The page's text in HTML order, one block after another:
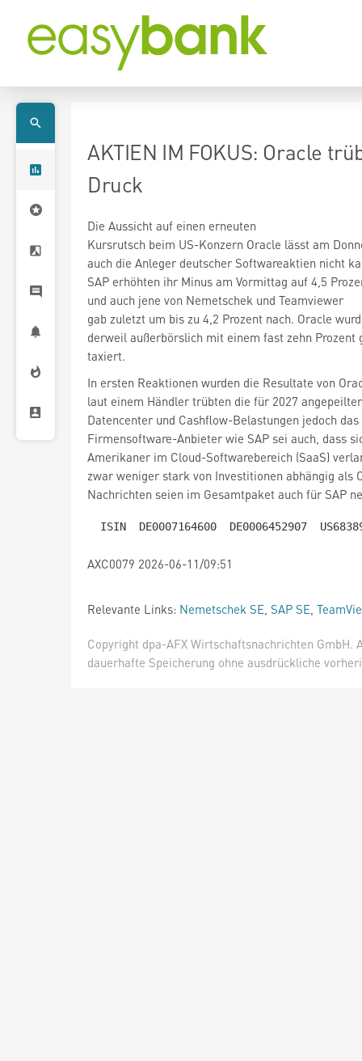
AKTIEN IM FOKUS: Oracle
Druck
Die Aussicht auf einen erneuten
Kursrutsch beim US-Konzern Oracle lässt am
auch die Anleger deutscher Softwareaktien nicht
SAP erhöhten ihr Minus am Vormittag auf 4,5
und auch jene von Nemetschek
gab zuletzt um bis zu 4,2 Prozent nach. Oracle
derweil außerbörslich mit einem fast zehn Prozent
taxiert.
In ersten Reaktionen wurden die Resultate von
laut einem Händler trübten die für 2027
Datencenter und Cashflow-Belastungen jedoch
Firmensoftware-Anbieter wie SAP sei auch, dass
Amerikaner im Cloud-Softwarebereich (SaaS)
zwar weniger stark von Investitionen abhängig als
Nachrichten seien im Gesamtpaket auch für SAP
AXC0079 2026-06-11/09:51
Relevante Links: Nemetschek SE, SAP SE,
Copyright dpa-AFX Wirtschaftsnachrichten
dauerhafte Speicherung ohne ausdrückliche